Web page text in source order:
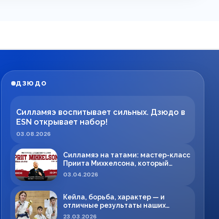
ДЗЮДО
Силламяэ воспитывает сильных. Дзюдо в
ESN открывает набор!
03.08.2026
Силламяэ на татами: мастер-класс
Приита Михкелсона, который
меняет правила игры в регионе
03.04.2026
Кейла, борьба, характер — и
отличные результаты наших
спортсменов!
23.03.2026